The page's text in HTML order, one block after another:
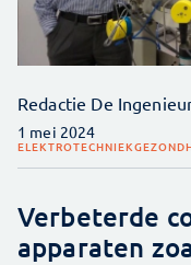
Redactie De
1 mei 2024
ELEKTROTECHNIEK
Verbeterde
apparaten